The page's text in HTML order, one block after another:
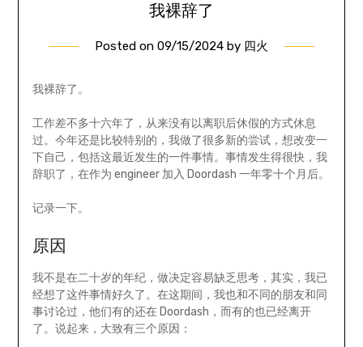
我裸辞了
Posted on 09/15/2024 by 四火
我裸辞了。
工作差不多十六年了，从来没有以离职后休假的方式休息
过。今年还是比较特别的，我做了很多新的尝试，想改变一
下自己，包括这最近发生的一件事情。事情发生得很快，我
辞职了，在作为 engineer 加入 Doordash 一年零十个月后。
记录一下。
原因
我不是在二十岁的年纪，做决定容易缺乏思考，其实，我已
经想了这件事情好久了。在这期间，我也和不同的朋友和同
事讨论过，他们有的还在 Doordash，而有的也已经离开
了。说起来，大致有三个原因：